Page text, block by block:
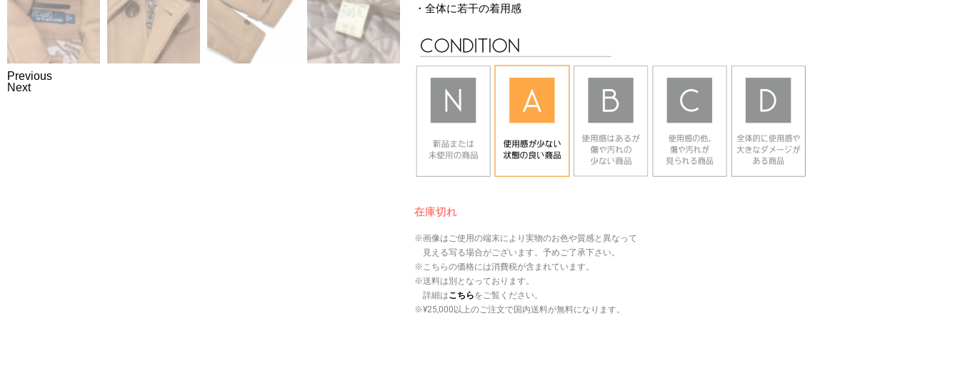
Previous
Next
・全体に若干の着用感
在庫切れ
※画像はご使用の端末により実物のお色や質感と異なって
見える写る場合がございます。予めご了承下さい。
※こちらの価格には消費税が含まれています。
※送料は別となっております。
詳細はこちらをご覧ください。
※¥25,000以上のご注文で国内送料が無料になります。